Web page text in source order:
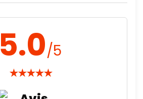
5.0/5
★★★★★